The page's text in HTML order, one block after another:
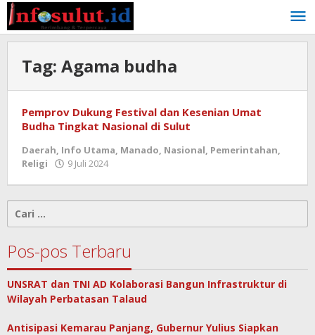
Lewati
ke
konten
Tag: Agama budha
Pemprov Dukung Festival dan Kesenian Umat
Budha Tingkat Nasional di Sulut
Daerah, Info Utama, Manado, Nasional, Pemerintahan,
Religi
9 Juli 2024
untuk:
Pos-pos Terbaru
UNSRAT dan TNI AD Kolaborasi Bangun Infrastruktur di
Wilayah Perbatasan Talaud
Antisipasi Kemarau Panjang, Gubernur Yulius Siapkan